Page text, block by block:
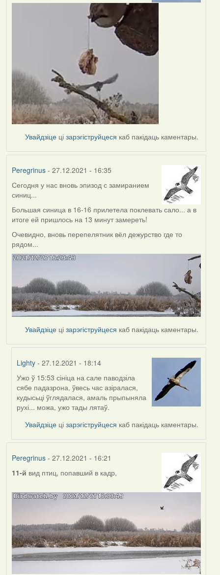
Увайдзіце цізарэгіструйцеся каб пакідаць каментары.
Peregrinus- 27.12.2021 - 16:35
Сегодня у нас вновь эпизод с замиранием
синиц...
Большая синица в 16-16 прилетела поклевать сало... а в
итоге ей пришлось на 13 минут замереть!
Очевидно, вновь перепелятник вёл дежурство где то
рядом...
Увайдзіце цізарэгіструйцеся каб пакідаць каментары.
Lighty - 27.12.2021 - 18:14
In
reply
to
by
Peregrinus
Ужо ў 15:53 сініца на сале паводзіла
сябе падазрона, ўвесь час азіралася,
кудысьці ўглядалася, амаль прыпыняла
рухі... можа, ужо тады лятаў.
Увайдзіце цізарэгіструйцеся каб пакідаць каментары.
Peregrinus- 27.12.2021 - 16:21
11-й вид птиц, попавший в кадр,